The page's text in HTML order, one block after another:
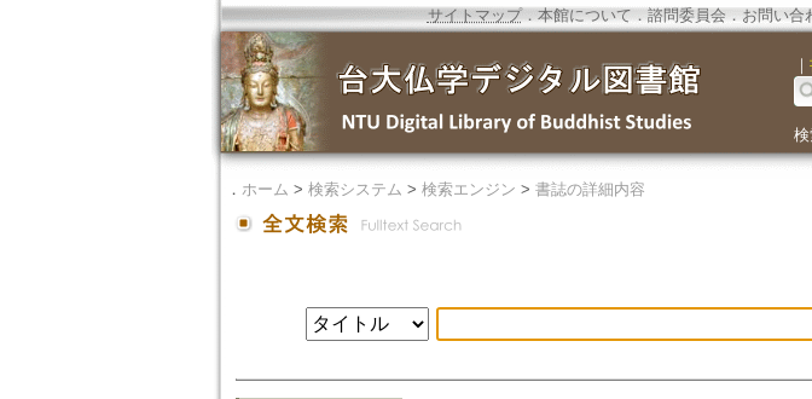
サイトマップ．本館について ． 諮問委員会． お問い合
｜
． ホーム > 検索システム > 検索エンジン > 書誌の詳細内容